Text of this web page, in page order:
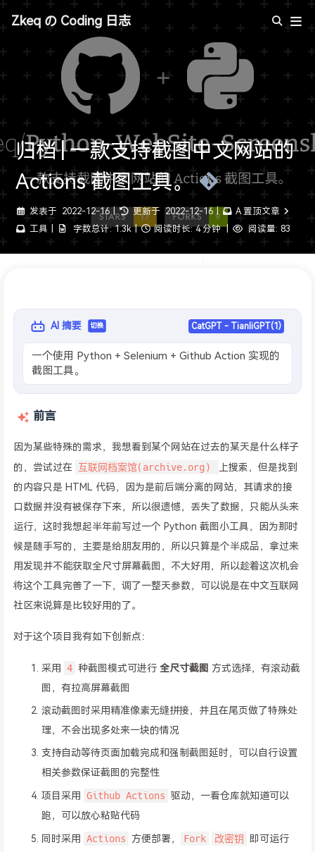
Zkeq の Coding 日志
归档 | 一款支持截图中文网站的
Actions 截图工具。
发表于 2022-12-16 更新于 2022-12-16 |
A 置顶文章
工具
字数总计: 1.3k | 阅读时长: 4 分钟 | 阅读量: 83
AI 摘要 切换 CatGPT - TianliGPT(1)
一个使用 Python + Selenium + Github Action 实现的
截图工具。
前言
因为某些特殊的需求，我想看到某个网站在过去的某天是什么样子
的，尝试过在
互联网档案馆(archive.org)
上搜索，但是找到
的内容只是 HTML 代码，因为是前后端分离的网站，其请求的接
口数据并没有被保存下来，所以很遗憾，丢失了数据，只能从头来
运行，这时我想起半年前写过一个 Python 截图小工具，因为那时
候是随手写的，主要是给朋友用的，所以只算是个半成品，拿过来
用发现并不能获取全尺寸屏幕截图，不大好用，所以趁着这次机会
将这个工具完善了一下，调了一整天参数，可以说是在中文互联网
社区来说算是比较好用的了。
对于这个项目我有如下创新点：
采用 4 种截图模式可进行 全尺寸截图 方式选择，有滚动截
图，有拉高屏幕截图
滚动截图时采用精准像素无缝拼接，并且在尾页做了特殊处
理，不会出现多处来一块的情况
支持自动等待页面加载完成和强制截图延时，可以自行设置
相关参数保证截图的完整性
项目采用 Github Actions 驱动，一看仓库就知道可以
跑，可以放心粘贴代码
同时采用 Actions 方便部署， Fork 改密钥 即可运行